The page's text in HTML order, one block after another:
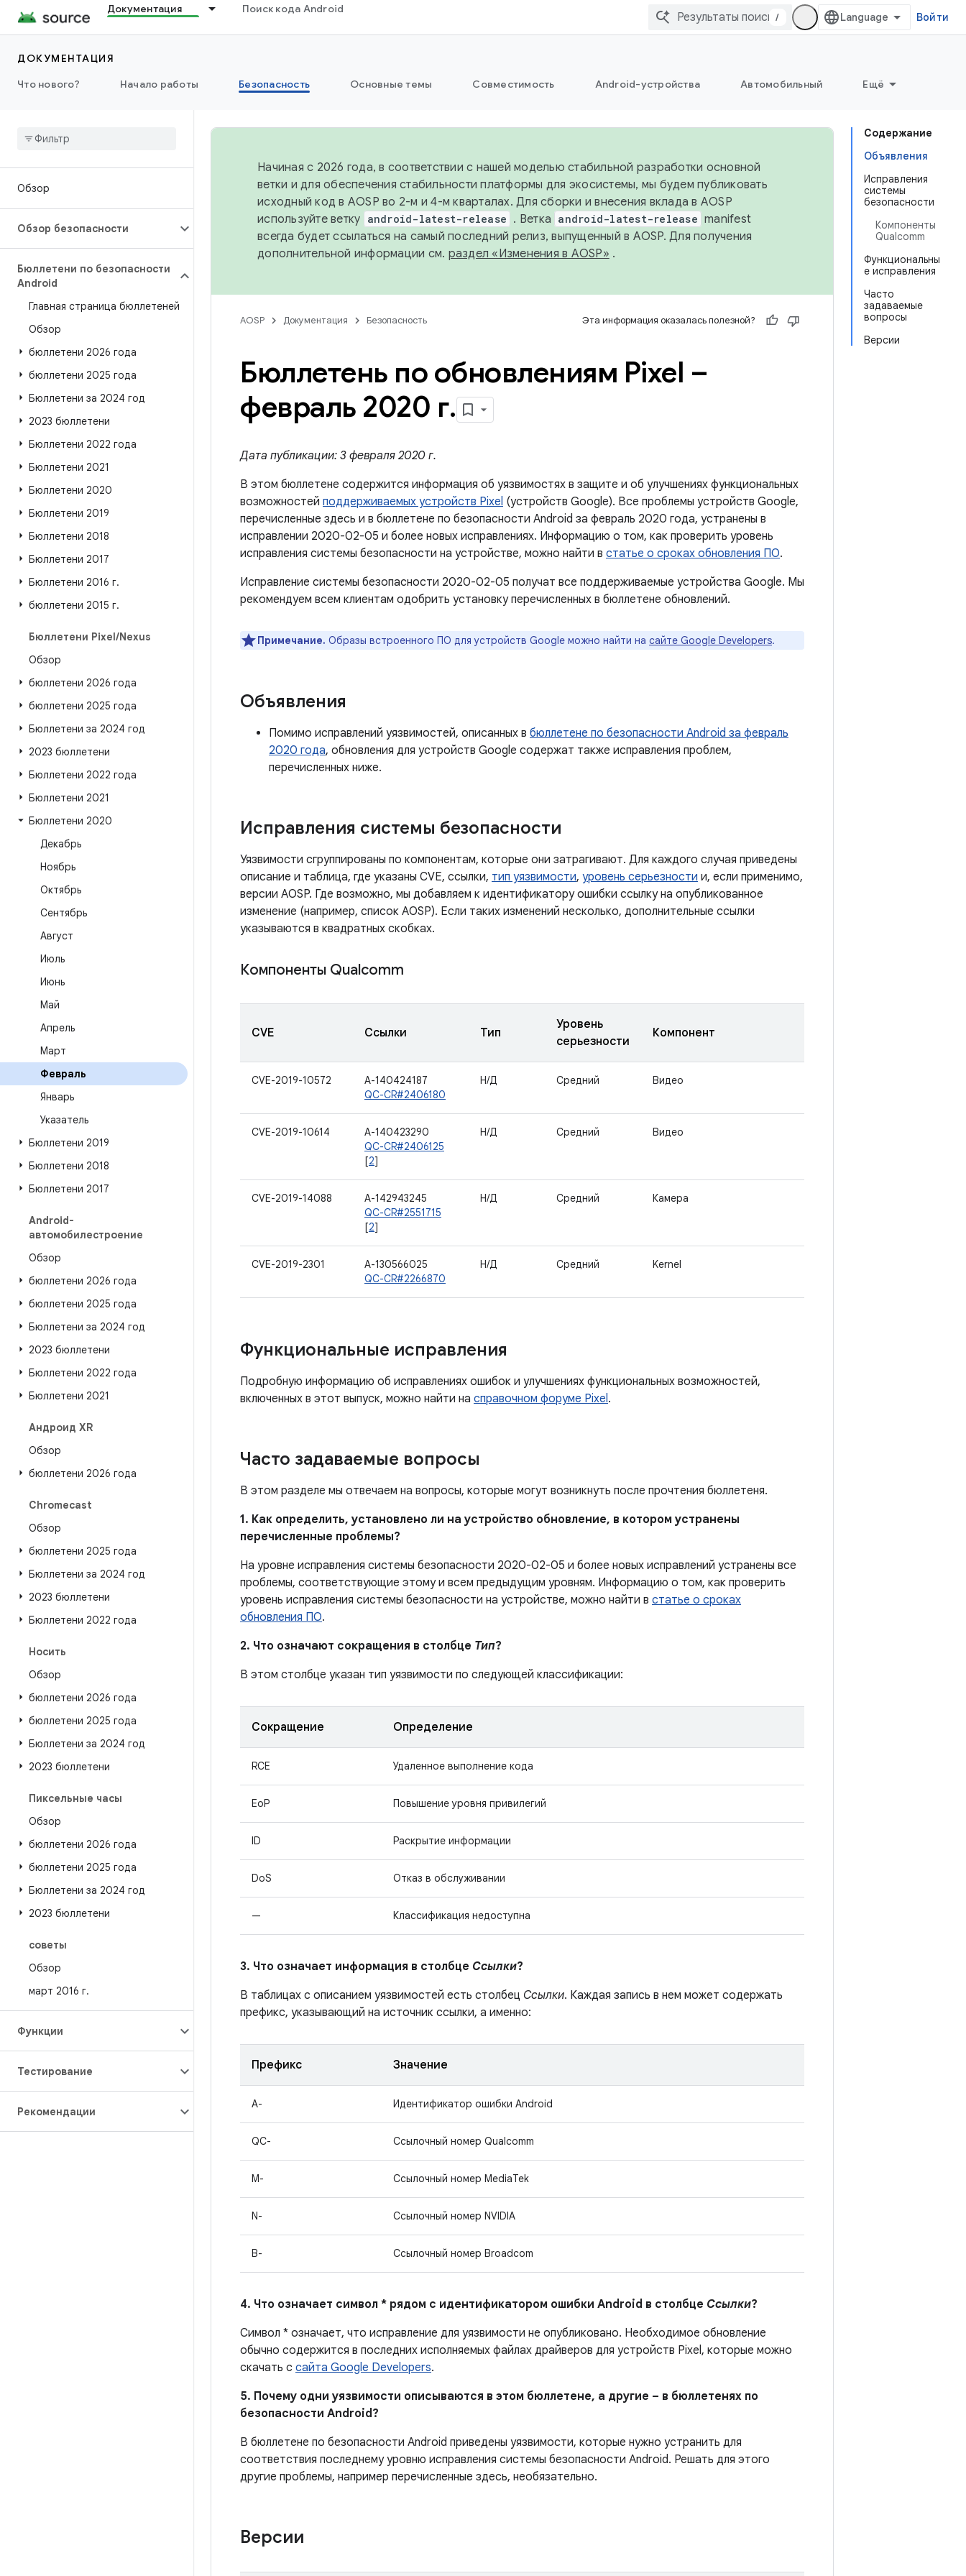
Документация Поиск кода Android
/ Войти
ДОКУМЕНТАЦИЯ
Что нового?
Начало работы Безопасность Основные темы Совместимость Android-устройства Автомобильный Ещё
Обзор
Обзор безопасности
Бюллетени по безопасности
Android
Главная страница бюллетеней
Обзор
бюллетени 2026 года
бюллетени 2025 года
Бюллетени за 2024 год
2023 бюллетени
Бюллетени 2022 года
Бюллетени 2021
Бюллетени 2020
Бюллетени 2019
Бюллетени 2018
Бюллетени 2017
Бюллетени 2016 г.
бюллетени 2015 г.
Бюллетени Pixel/Nexus
Обзор
бюллетени 2026 года
бюллетени 2025 года
Бюллетени за 2024 год
2023 бюллетени
Бюллетени 2022 года
Бюллетени 2021
Бюллетени 2020
Декабрь
Ноябрь
Октябрь
Сентябрь
Август
Июль
Июнь
Май
Апрель
Март
Февраль
Январь
Указатель
Бюллетени 2019
Бюллетени 2018
Бюллетени 2017
Android-
автомобилестроение
Обзор
бюллетени 2026 года
бюллетени 2025 года
Бюллетени за 2024 год
2023 бюллетени
Бюллетени 2022 года
Бюллетени 2021
Андроид XR
Обзор
бюллетени 2026 года
Chromecast
Обзор
бюллетени 2025 года
Бюллетени за 2024 год
2023 бюллетени
Бюллетени 2022 года
Носить
Обзор
бюллетени 2026 года
бюллетени 2025 года
Бюллетени за 2024 год
2023 бюллетени
Пиксельные часы
Обзор
бюллетени 2026 года
бюллетени 2025 года
Бюллетени за 2024 год
2023 бюллетени
советы
Обзор
март 2016 г.
Функции
Тестирование
Рекомендации
Содержание
Объявления
Исправления
системы
безопасности
Компоненты
Qualcomm
Функциональны
е исправления
Часто
задаваемые
вопросы
Версии
Начиная с 2026 года, в соответствии с нашей моделью стабильной разработки основной
ветки и для обеспечения стабильности платформы для экосистемы, мы будем публиковать
исходный код в AOSP во 2-м и 4-м кварталах. Для сборки и внесения вклада в AOSP
используйте ветку android-latest-release . Ветка android-latest-release manifest
всегда будет ссылаться на самый последний релиз, выпущенный в AOSP. Для получения
дополнительной информации см. раздел «Изменения в AOSP» .
AOSP Документация Безопасность Эта информация оказалась полезной?
Бюллетень по обновлениям Pixel –
февраль 2020 г.
Дата публикации: 3 февраля 2020 г.
В этом бюллетене содержится информация об уязвимостях в защите и об улучшениях функциональных
возможностей поддерживаемых устройств Pixel (устройств Google). Все проблемы устройств Google,
перечисленные здесь и в бюллетене по безопасности Android за февраль 2020 года, устранены в
исправлении 2020-02-05 и более новых исправлениях. Информацию о том, как проверить уровень
исправления системы безопасности на устройстве, можно найти в статье о сроках обновления ПО.
Исправление системы безопасности 2020-02-05 получат все поддерживаемые устройства Google. Мы
рекомендуем всем клиентам одобрить установку перечисленных в бюллетене обновлений.
Примечание. Образы встроенного ПО для устройств Google можно найти на сайте Google Developers.
Объявления
Помимо исправлений уязвимостей, описанных в бюллетене по безопасности Android за февраль
2020 года, обновления для устройств Google содержат также исправления проблем,
перечисленных ниже.
Исправления системы безопасности
Уязвимости сгруппированы по компонентам, которые они затрагивают. Для каждого случая приведены
описание и таблица, где указаны CVE, ссылки, тип уязвимости, уровень серьезности и, если применимо,
версии AOSP. Где возможно, мы добавляем к идентификатору ошибки ссылку на опубликованное
изменение (например, список AOSP). Если таких изменений несколько, дополнительные ссылки
указываются в квадратных скобках.
Компоненты Qualcomm
CVE Ссылки Тип
Уровень
серьезности
Компонент
CVE-2019-10572
A-140424187
QC-CR#2406180
Н/Д Средний Видео
CVE-2019-10614
A-140423290
QC-CR#2406125
[2]
Н/Д Средний Видео
CVE-2019-14088
A-142943245
QC-CR#2551715
[2]
Н/Д Средний Камера
CVE-2019-2301
A-130566025
QC-CR#2266870
Н/Д Средний Kernel
Функциональные исправления
Подробную информацию об исправлениях ошибок и улучшениях функциональных возможностей,
включенных в этот выпуск, можно найти на справочном форуме Pixel.
Часто задаваемые вопросы
В этом разделе мы отвечаем на вопросы, которые могут возникнуть после прочтения бюллетеня.
1. Как определить, установлено ли на устройство обновление, в котором устранены
перечисленные проблемы?
На уровне исправления системы безопасности 2020-02-05 и более новых исправлений устранены все
проблемы, соответствующие этому и всем предыдущим уровням. Информацию о том, как проверить
уровень исправления системы безопасности на устройстве, можно найти в статье о сроках
обновления ПО.
2. Что означают сокращения в столбце Тип?
В этом столбце указан тип уязвимости по следующей классификации:
Сокращение Определение
RCE Удаленное выполнение кода
EoP Повышение уровня привилегий
ID Раскрытие информации
DoS Отказ в обслуживании
— Классификация недоступна
3. Что означает информация в столбце Ссылки?
В таблицах с описанием уязвимостей есть столбец Ссылки. Каждая запись в нем может содержать
префикс, указывающий на источник ссылки, а именно:
Префикс Значение
A- Идентификатор ошибки Android
QC- Ссылочный номер Qualcomm
M- Ссылочный номер MediaTek
N- Ссылочный номер NVIDIA
B- Ссылочный номер Broadcom
4. Что означает символ * рядом с идентификатором ошибки Android в столбце Ссылки?
Символ * означает, что исправление для уязвимости не опубликовано. Необходимое обновление
обычно содержится в последних исполняемых файлах драйверов для устройств Pixel, которые можно
скачать с сайта Google Developers.
5. Почему одни уязвимости описываются в этом бюллетене, а другие – в бюллетенях по
безопасности Android?
В бюллетене по безопасности Android приведены уязвимости, которые нужно устранить для
соответствия последнему уровню исправления системы безопасности Android. Решать для этого
другие проблемы, например перечисленные здесь, необязательно.
Версии